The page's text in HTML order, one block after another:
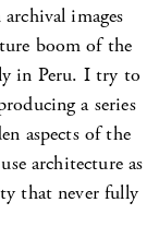
images
boom of the
in Peru. I try to
a series
aspects of the
architecture as
that never fully